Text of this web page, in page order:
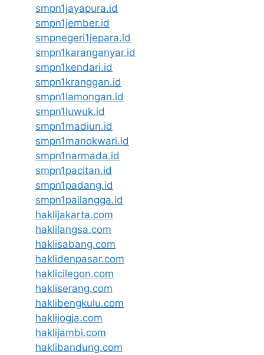
smpn1jayapura.id
smpn1jember.id
smpnegeri1jepara.id
smpn1karanganyar.id
smpn1kendari.id
smpn1kranggan.id
smpn1lamongan.id
smpn1luwuk.id
smpn1madiun.id
smpn1manokwari.id
smpn1narmada.id
smpn1pacitan.id
smpn1padang.id
smpn1pailangga.id
haklijakarta.com
haklilangsa.com
haklisabang.com
haklidenpasar.com
haklicilegon.com
hakliserang.com
haklibengkulu.com
haklijogja.com
haklijambi.com
haklibandung.com